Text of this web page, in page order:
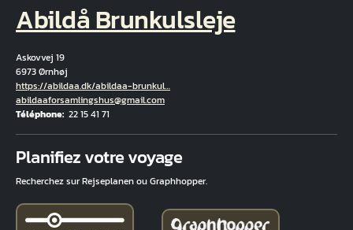
Abildå Brunkulsleje
Askovvej 19
6973 Ørnhøj
Hjemmeside
https://abildaa.dk/abildaa-brunkul…
Courriel
abildaaforsamlingshus@gmail.com
Téléphone 22 15 41 71
Planifiez votre voyage
Recherchez sur Rejseplanen ou Graphhopper.